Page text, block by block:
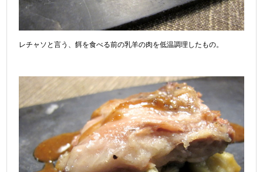
レチャソと言う、餌を食べる前の乳羊の肉を低温調理したもの。